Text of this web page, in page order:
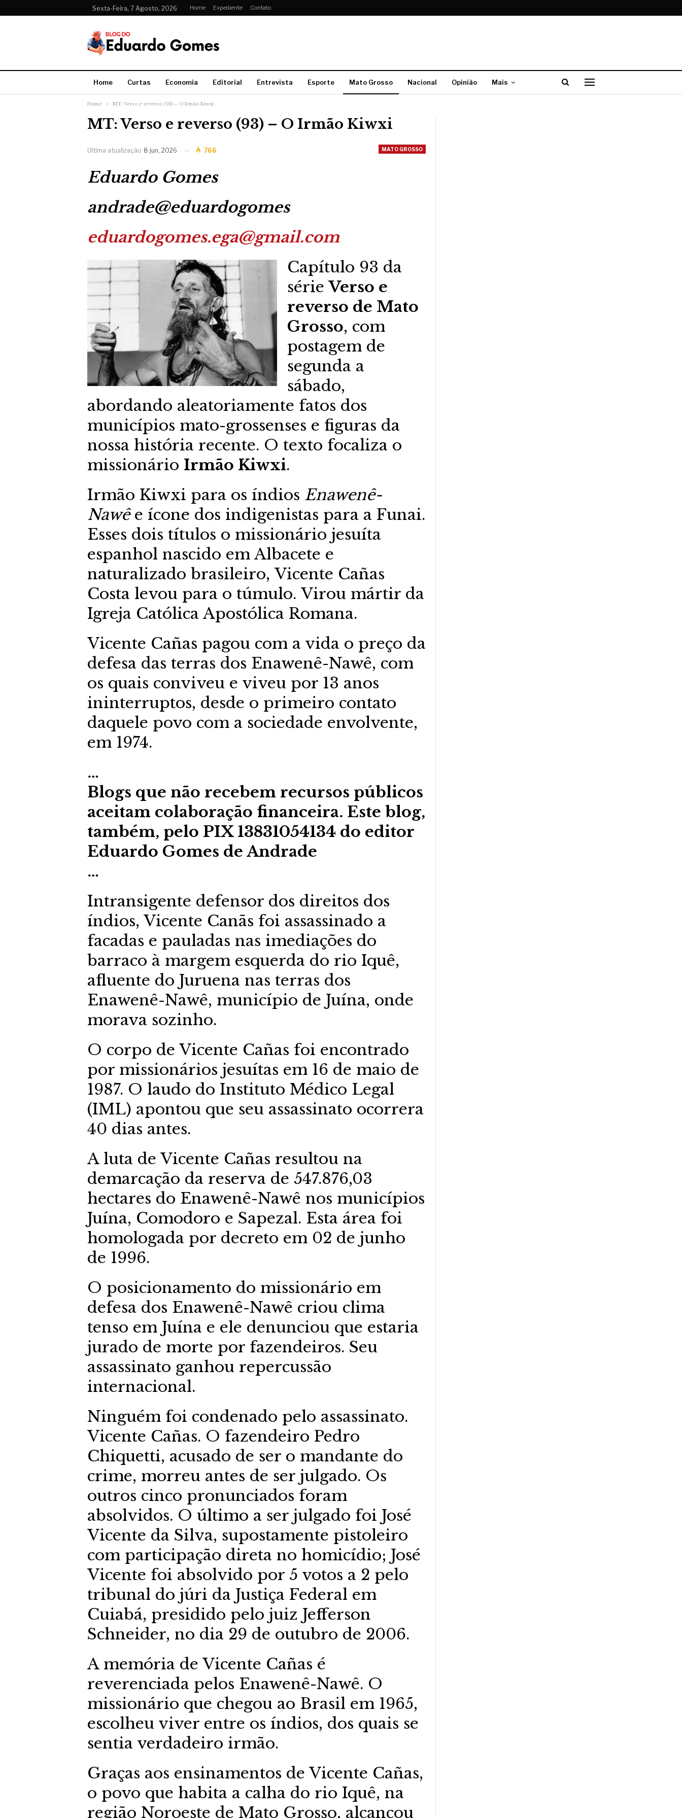
Sexta-Feira, 7 Agosto, 2026 Home Expediente Contato
Home Curtas Economia Editorial Entrevista Esporte Mato Grosso Nacional Opinião Mais
Home MT: Verso e reverso (93) – O Irmão Kiwxi
MT: Verso e reverso (93) – O Irmão Kiwxi
MATO GROSSO
Ultima atualização 8 jun, 2026 766
Eduardo Gomes
andrade@eduardogomes
eduardogomes.ega@gmail.com
Capítulo 93 da
sérieVerso e
reverso de Mato
Grosso, com
postagem de
segunda a
sábado,
abordando aleatoriamente fatos dos
municípios mato-grossenses e figuras da
nossa história recente. O texto focaliza o
missionário Irmão Kiwxi.
Irmão Kiwxi para os índios Enawenê-
Nawêe ícone dos indigenistas para a Funai.
Esses dois títulos o missionário jesuíta
espanhol nascido em Albacete e
naturalizado brasileiro, Vicente Cañas
Costa levou para o túmulo. Virou mártir da
Igreja Católica Apostólica Romana.
Vicente Cañas pagou com a vida o preço da
defesa das terras dos Enawenê-Nawê, com
os quais conviveu e viveu por 13 anos
ininterruptos, desde o primeiro contato
daquele povo com a sociedade envolvente,
em 1974.
…
Blogs que não recebem recursos públicos
aceitam colaboração financeira. Este blog,
também, pelo PIX 13831054134 do editor
Eduardo Gomes de Andrade
…
Intransigente defensor dos direitos dos
índios, Vicente Canãs foi assassinado a
facadas e pauladas nas imediações do
barraco à margem esquerda do rio Iquê,
afluente do Juruena nas terras dos
Enawenê-Nawê, município de Juína, onde
morava sozinho.
O corpo de Vicente Cañas foi encontrado
por missionários jesuítas em 16 de maio de
1987. O laudo do Instituto Médico Legal
(IML) apontou que seu assassinato ocorrera
40 dias antes.
A luta de Vicente Cañas resultou na
demarcação da reserva de 547.876,03
hectares do Enawenê-Nawê nos municípios
Juína, Comodoro e Sapezal. Esta área foi
homologada por decreto em 02 de junho
de 1996.
O posicionamento do missionário em
defesa dos Enawenê-Nawê criou clima
tenso em Juína e ele denunciou que estaria
jurado de morte por fazendeiros. Seu
assassinato ganhou repercussão
internacional.
Ninguém foi condenado pelo assassinato.
Vicente Cañas. O fazendeiro Pedro
Chiquetti, acusado de ser o mandante do
crime, morreu antes de ser julgado. Os
outros cinco pronunciados foram
absolvidos. O último a ser julgado foi José
Vicente da Silva, supostamente pistoleiro
com participação direta no homicídio; José
Vicente foi absolvido por 5 votos a 2 pelo
tribunal do júri da Justiça Federal em
Cuiabá, presidido pelo juiz Jefferson
Schneider, no dia 29 de outubro de 2006.
A memória de Vicente Cañas é
reverenciada pelos Enawenê-Nawê. O
missionário que chegou ao Brasil em 1965,
escolheu viver entre os índios, dos quais se
sentia verdadeiro irmão.
Graças aos ensinamentos de Vicente Cañas,
o povo que habita a calha do rio Iquê, na
região Noroeste de Mato Grosso, alcançou